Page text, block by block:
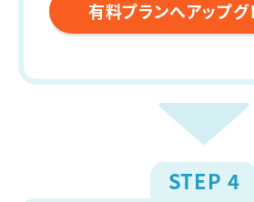
有料プランへアップグ
STEP 4